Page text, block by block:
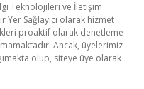
Teknolojileri ve İletişim
Yer Sağlayıcı olarak hizmet
proaktif olarak denetleme
Ancak, üyelerimiz
olup, siteye üye olarak